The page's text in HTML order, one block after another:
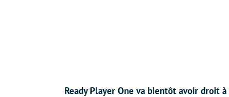
Ready Player One va bientôt avoir droit